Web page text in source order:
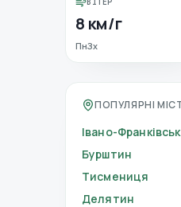
8 км/г
ПнЗх
ПОПУЛЯРНІ
Івано-Франківськ
Бурштин
Тисмениця
Делятин